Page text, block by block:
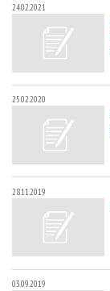
24.02.2021
25.02.2020
28.11.2019
03.09.2019